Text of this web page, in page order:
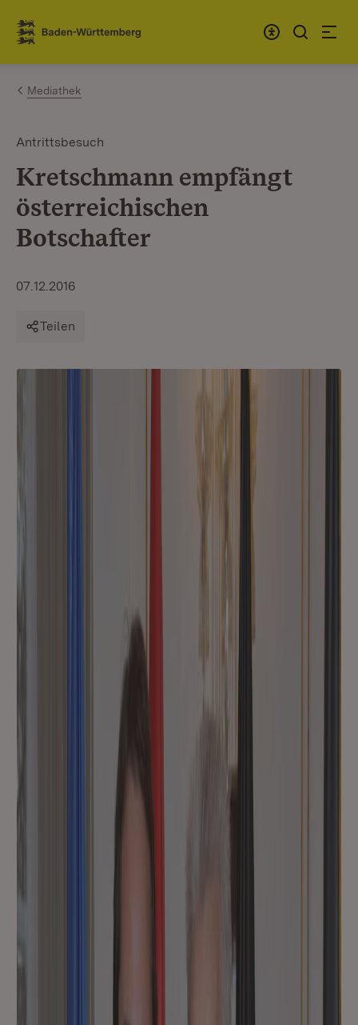
Zum Inhalt springen
Link zur Startseite
Mediathek
Antrittsbesuch
Kretschmann empfängt
österreichischen
Botschafter
07.12.2016
Teilen